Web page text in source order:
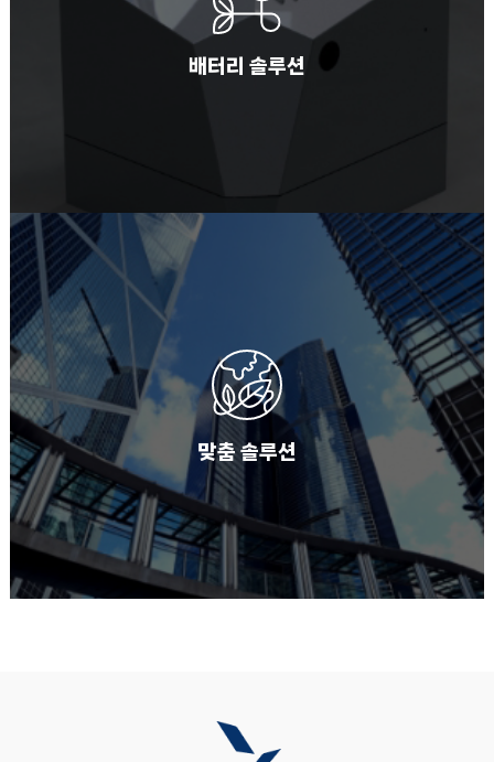
배터리 솔루션
맞춤 솔루션